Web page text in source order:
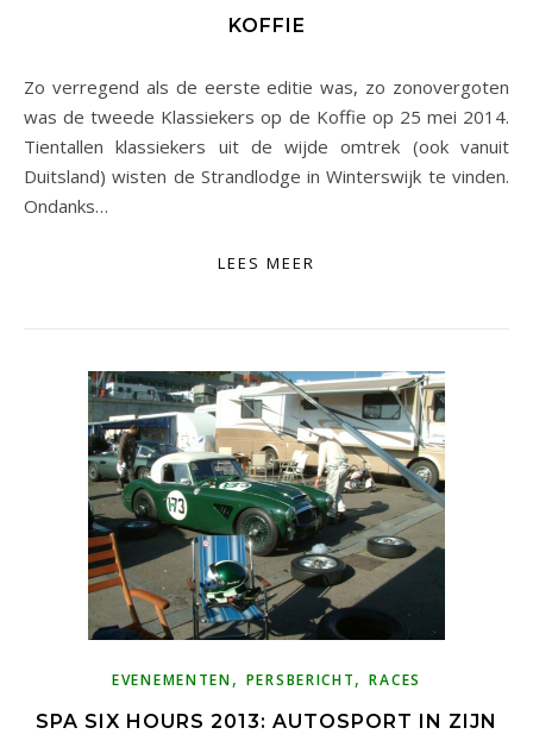
KOFFIE
Zo verregend als de eerste editie was, zo zonovergoten
was de tweede Klassiekers op de Koffie op 25 mei 2014.
Tientallen klassiekers uit de wijde omtrek (ook vanuit
Duitsland) wisten de Strandlodge in Winterswijk te vinden.
Ondanks…
LEES MEER
EVENEMENTEN, PERSBERICHT,RACES
SPA SIX HOURS 2013: AUTOSPORT IN ZIJN